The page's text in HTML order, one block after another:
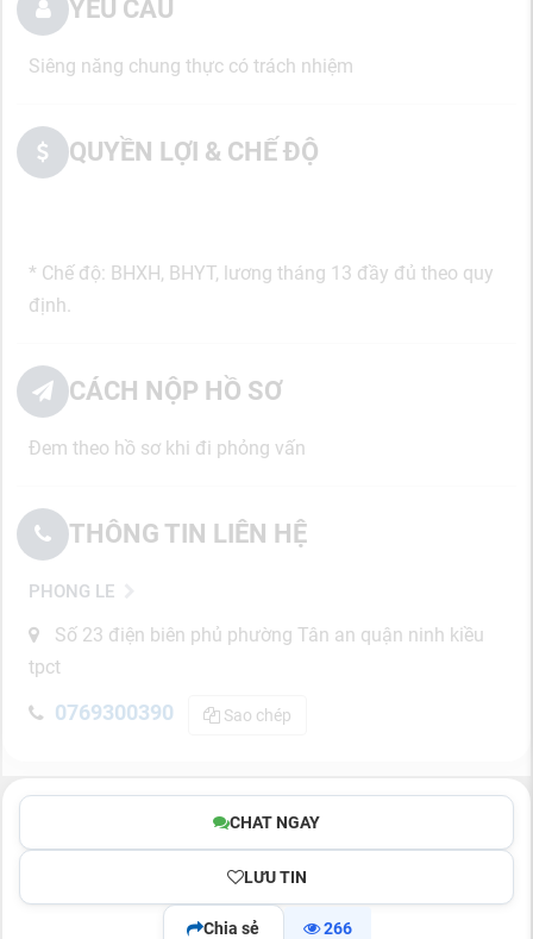
YÊU CẦU
Siêng năng chung thực có trách nhiệm
QUYỀN LỢI & CHẾ ĐỘ
* Chế độ: BHXH, BHYT, lương tháng 13 đầy đủ theo quy
định.
CÁCH NỘP HỒ SƠ
Đem theo hồ sơ khi đi phỏng vấn
THÔNG TIN LIÊN HỆ
PHONG LE
Số 23 điện biên phủ phường Tân an quận ninh kiều
tpct
0769300390 Sao chép
CHAT NGAY
LƯU TIN
Chia sẻ 266